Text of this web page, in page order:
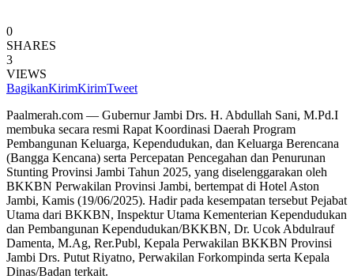
0
SHARES
3
VIEWS
BagikanKirimKirimTweet
Paalmerah.com — Gubernur Jambi Drs. H. Abdullah Sani, M.Pd.I
membuka secara resmi Rapat Koordinasi Daerah Program
Pembangunan Keluarga, Kependudukan, dan Keluarga Berencana
(Bangga Kencana) serta Percepatan Pencegahan dan Penurunan
Stunting Provinsi Jambi Tahun 2025, yang diselenggarakan oleh
BKKBN Perwakilan Provinsi Jambi, bertempat di Hotel Aston
Jambi, Kamis (19/06/2025). Hadir pada kesempatan tersebut Pejabat
Utama dari BKKBN, Inspektur Utama Kementerian Kependudukan
dan Pembangunan Kependudukan/BKKBN, Dr. Ucok Abdulrauf
Damenta, M.Ag, Rer.Publ, Kepala Perwakilan BKKBN Provinsi
Jambi Drs. Putut Riyatno, Perwakilan Forkompinda serta Kepala
Dinas/Badan terkait.